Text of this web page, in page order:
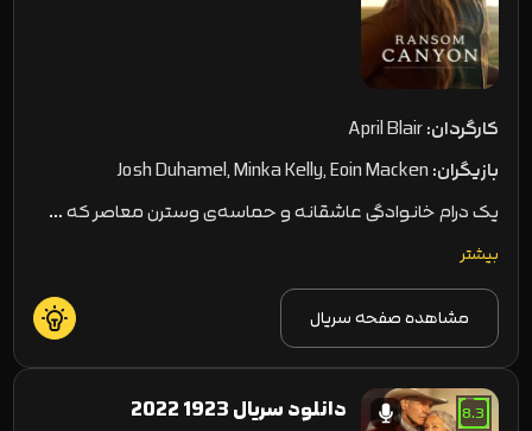
کارگردان:April Blair
بازیگران:Josh Duhamel, Minka Kelly, Eoin Macken
یک درام خانوادگی عاشقانه و حماسه‌ی وسترن معاصر که …
بیشتر
مشاهده صفحه سریال
8.3 دانلود سریال 1923 2022